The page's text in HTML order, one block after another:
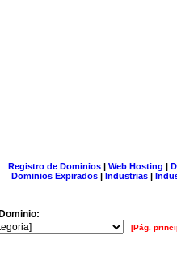
Registro de Dominios| Web Hosting |
Dominios Expirados | Industrias |
[Pág.